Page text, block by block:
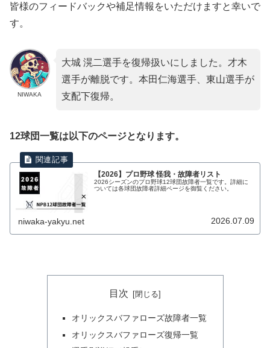
皆様のフィードバックや補足情報をいただけますと幸いで
す。
NIWAKA
大城 滉二選手を復帰扱いにしました。才木
選手が離脱です。本田仁海選手、東山選手が
支配下復帰。
12球団一覧は以下のページとなります。
【2026】プロ野球 怪我・故障者リスト
2026シーズンのプロ野球12球団故障者一覧です。詳細に
ついては各球団故障者詳細ページを御覧ください。
niwaka-yakyu.net 2026.07.09
目次
オリックスバファローズ故障者一覧
オリックスバファローズ復帰一覧